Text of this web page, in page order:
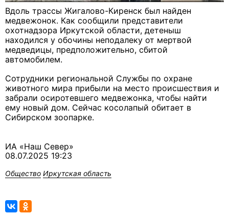
Вдоль трассы Жигалово-Киренск был найден
медвежонок. Как сообщили представители
охотнадзора Иркутской области, детеныш
находился у обочины неподалеку от мертвой
медведицы, предположительно, сбитой
автомобилем.
Сотрудники региональной Службы по охране
животного мира прибыли на место происшествия и
забрали осиротевшего медвежонка, чтобы найти
ему новый дом. Сейчас косолапый обитает в
Сибирском зоопарке.
ИА «Наш Север»
08.07.2025 19:23
Общество Иркутская область